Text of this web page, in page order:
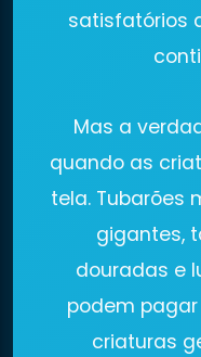
satisfatórios
Mas a
quando as
tela. Tubarões
gigantes,
douradas e
podem pagar
criaturas